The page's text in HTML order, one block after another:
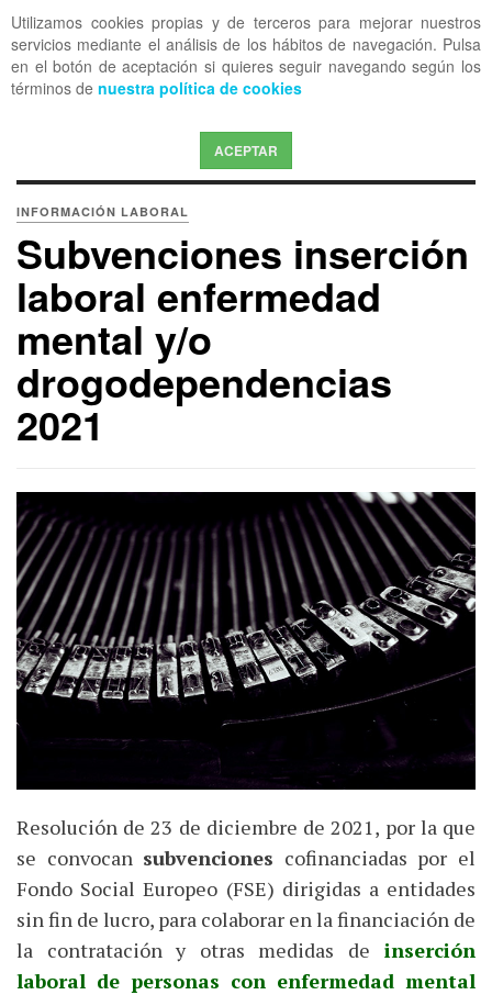
Utilizamos cookies propias y de terceros para mejorar nuestros
servicios mediante el análisis de los hábitos de navegación. Pulsa
en el botón de aceptación si quieres seguir navegando según los
términos de nuestra política de cookies
ACEPTAR
OFF CANVAS
INFORMACIÓN LABORAL
Subvenciones inserción
laboral enfermedad
mental y/o
drogodependencias
2021
Resolución de 23 de diciembre de 2021, por la que
se convocan subvenciones cofinanciadas por el
Fondo Social Europeo (FSE) dirigidas a entidades
sin fin de lucro, para colaborar en la financiación de
la contratación y otras medidas de inserción
laboral de personas con enfermedad mental